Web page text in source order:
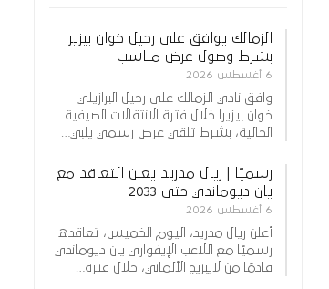
الزمالك يوافق على رحيل خوان بيزيرا
بشرط وصول عرض مناسب
6 أغسطس 2026
وافق نادي الزمالك على رحيل البرازيلي
خوان بيزيرا خلال فترة الانتقالات الصيفية
الحالية، بشرط تلقي عرض رسمي يلبي…
رسميًا | ريال مدريد يعلن التعاقد مع
يان ديوماندي حتى 2033
6 أغسطس 2026
أعلن ريال مدريد، اليوم الخميس، تعاقده
رسميًا مع اللاعب الإيفواري يان ديوماندي
قادمًا من لايبزيج الألماني، خلال فترة…